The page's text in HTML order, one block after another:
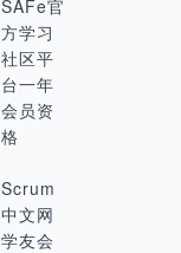
SAFe官
方学习
社区平
台一年
会员资
格
Scrum
中文网
学友会